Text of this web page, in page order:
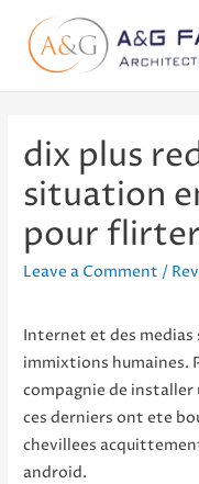
dix plus
situation
pour
Leave a Comment /
Internet et des medias
immixtions humaines.
compagnie de installer
ces derniers ont ete
chevillees
android.